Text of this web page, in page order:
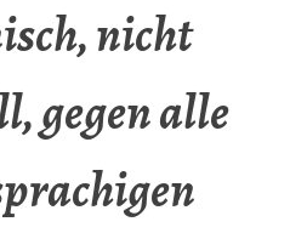
nicht
gegen alle